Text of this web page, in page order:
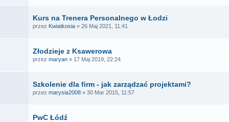
Kurs na Trenera Personalnego w Łodzi
przez Kwiatkosia » 26 Maj 2021, 11:41
Złodzieje z Ksawerowa
przez maryan » 17 Maj 2019, 22:24
Szkolenie dla firm - jak zarządzać projektami?
przez marysia2008 » 30 Mar 2015, 11:57
PwC Łódź